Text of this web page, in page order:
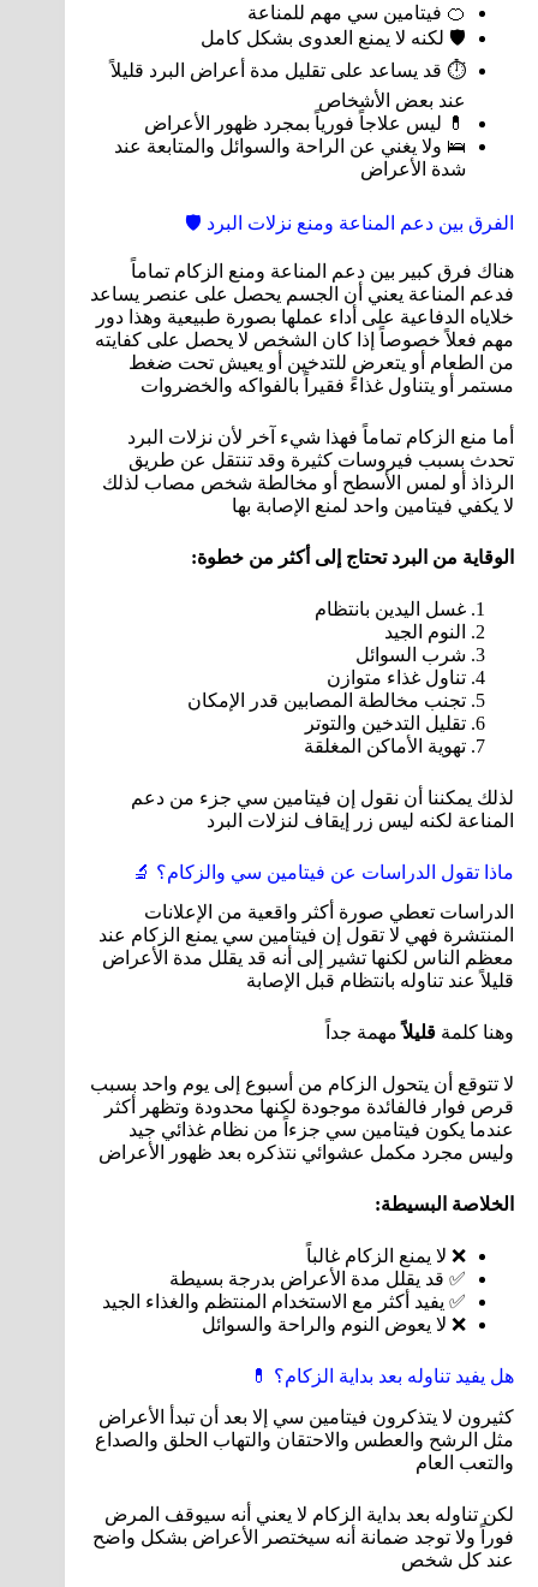
🍊 فيتامين سي مهم للمناعة
🛡️ لكنه لا يمنع العدوى بشكل كامل
⏱️ قد يساعد على تقليل مدة أعراض البرد قليلاً
عند بعض الأشخاص
💊 ليس علاجاً فورياً بمجرد ظهور الأعراض
🛌 ولا يغني عن الراحة والسوائل والمتابعة عند
شدة الأعراض
الفرق بين دعم المناعة ومنع نزلات البرد 🛡️
هناك فرق كبير بين دعم المناعة ومنع الزكام تماماً
فدعم المناعة يعني أن الجسم يحصل على عنصر يساعد
خلاياه الدفاعية على أداء عملها بصورة طبيعية وهذا دور
مهم فعلاً خصوصاً إذا كان الشخص لا يحصل على كفايته
من الطعام أو يتعرض للتدخين أو يعيش تحت ضغط
مستمر أو يتناول غذاءً فقيراً بالفواكه والخضروات
أما منع الزكام تماماً فهذا شيء آخر لأن نزلات البرد
تحدث بسبب فيروسات كثيرة وقد تنتقل عن طريق
الرذاذ أو لمس الأسطح أو مخالطة شخص مصاب لذلك
لا يكفي فيتامين واحد لمنع الإصابة بها
الوقاية من البرد تحتاج إلى أكثر من خطوة:
غسل اليدين بانتظام
النوم الجيد
شرب السوائل
تناول غذاء متوازن
تجنب مخالطة المصابين قدر الإمكان
تقليل التدخين والتوتر
تهوية الأماكن المغلقة
لذلك يمكننا أن نقول إن فيتامين سي جزء من دعم
المناعة لكنه ليس زر إيقاف لنزلات البرد
ماذا تقول الدراسات عن فيتامين سي والزكام؟ 🔬
الدراسات تعطي صورة أكثر واقعية من الإعلانات
المنتشرة فهي لا تقول إن فيتامين سي يمنع الزكام عند
معظم الناس لكنها تشير إلى أنه قد يقلل مدة الأعراض
قليلاً عند تناوله بانتظام قبل الإصابة
وهنا كلمة قليلاً مهمة جداً
لا تتوقع أن يتحول الزكام من أسبوع إلى يوم واحد بسبب
قرص فوار فالفائدة موجودة لكنها محدودة وتظهر أكثر
عندما يكون فيتامين سي جزءاً من نظام غذائي جيد
وليس مجرد مكمل عشوائي نتذكره بعد ظهور الأعراض
الخلاصة البسيطة:
❌ لا يمنع الزكام غالباً
✅ قد يقلل مدة الأعراض بدرجة بسيطة
✅ يفيد أكثر مع الاستخدام المنتظم والغذاء الجيد
❌ لا يعوض النوم والراحة والسوائل
هل يفيد تناوله بعد بداية الزكام؟ 💊
كثيرون لا يتذكرون فيتامين سي إلا بعد أن تبدأ الأعراض
مثل الرشح والعطس والاحتقان والتهاب الحلق والصداع
والتعب العام
لكن تناوله بعد بداية الزكام لا يعني أنه سيوقف المرض
فوراً ولا توجد ضمانة أنه سيختصر الأعراض بشكل واضح
عند كل شخص